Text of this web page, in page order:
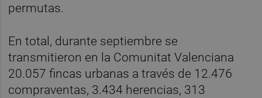
permutas.
En total, durante septiembre se
transmitieron en la Comunitat Valenciana
20.057 fincas urbanas a través de 12.476
compraventas, 3.434 herencias, 313